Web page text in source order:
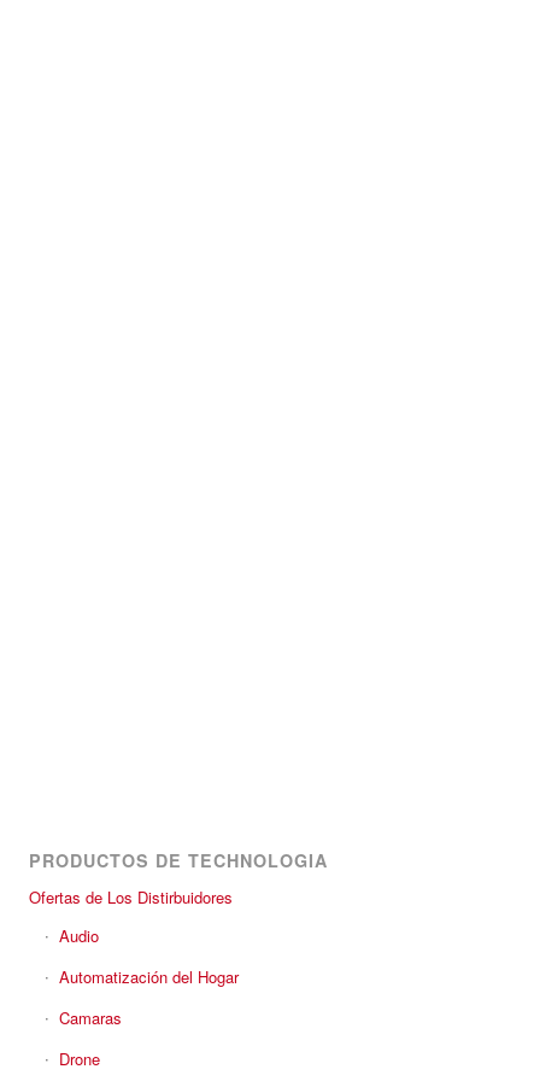
PRODUCTOS DE TECHNOLOGIA
Ofertas de Los Distirbuidores
Audio
Automatización del Hogar
Camaras
Drone